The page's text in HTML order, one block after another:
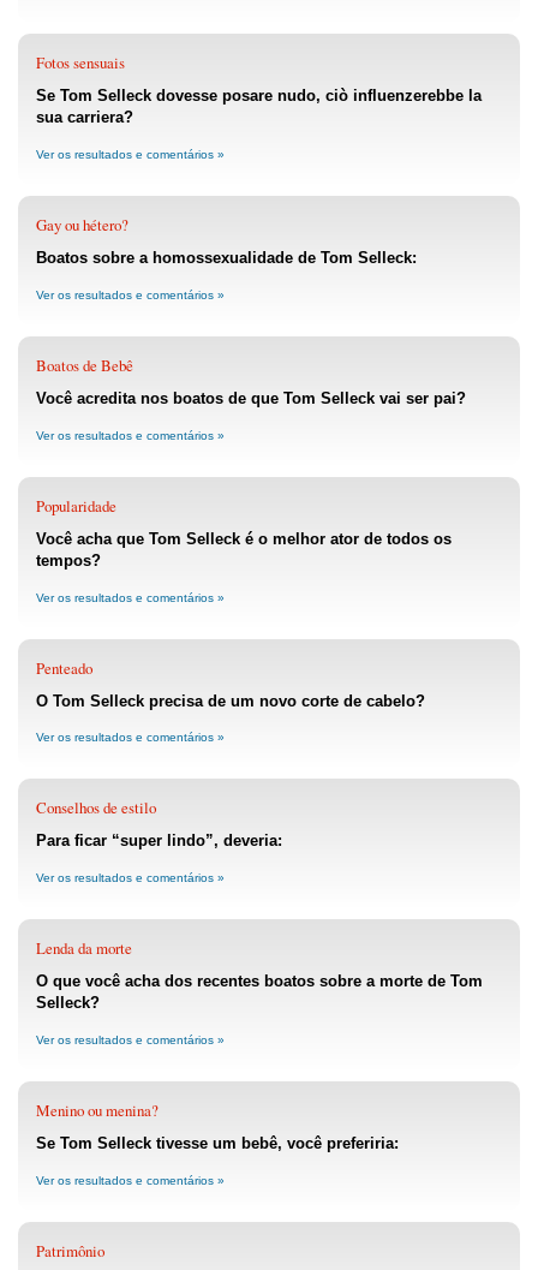
Fotos sensuais
Se Tom Selleck dovesse posare nudo, ciò influenzerebbe la
sua carriera?
Ver os resultados e comentários »
Gay ou hétero?
Boatos sobre a homossexualidade de Tom Selleck:
Ver os resultados e comentários »
Boatos de Bebê
Você acredita nos boatos de que Tom Selleck vai ser pai?
Ver os resultados e comentários »
Popularidade
Você acha que Tom Selleck é o melhor ator de todos os
tempos?
Ver os resultados e comentários »
Penteado
O Tom Selleck precisa de um novo corte de cabelo?
Ver os resultados e comentários »
Conselhos de estilo
Para ficar “super lindo”, deveria:
Ver os resultados e comentários »
Lenda da morte
O que você acha dos recentes boatos sobre a morte de Tom
Selleck?
Ver os resultados e comentários »
Menino ou menina?
Se Tom Selleck tivesse um bebê, você preferiria:
Ver os resultados e comentários »
Patrimônio